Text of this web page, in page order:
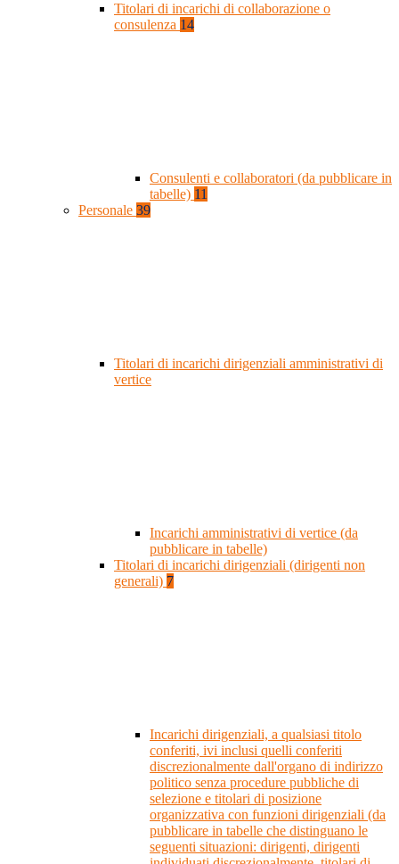
Titolari di incarichi di collaborazione o
consulenza 14
Consulenti e collaboratori (da pubblicare in
tabelle) 11
Personale 39
Titolari di incarichi dirigenziali amministrativi di
vertice
Incarichi amministrativi di vertice (da
pubblicare in tabelle)
Titolari di incarichi dirigenziali (dirigenti non
generali) 7
Incarichi dirigenziali, a qualsiasi titolo
conferiti, ivi inclusi quelli conferiti
discrezionalmente dall'organo di indirizzo
politico senza procedure pubbliche di
selezione e titolari di posizione
organizzativa con funzioni dirigenziali (da
pubblicare in tabelle che distinguano le
seguenti situazioni: dirigenti, dirigenti